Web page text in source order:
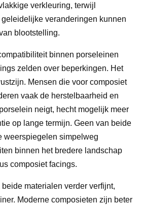
verkleuring, terwijl
veranderingen kunnen
blootstelling.
binnen porseleinen
zelden over beperkingen. Het
Mensen die voor composiet
vaak de herstelbaarheid en
neigt, hecht mogelijk meer
op lange termijn. Geen van beide
weerspiegelen simpelweg
binnen het bredere landschap
composiet facings.
materialen verder verfijnt,
Moderne composieten zijn beter